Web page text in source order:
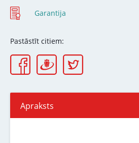
Garantija
Pastāstīt citiem:
Apraksts